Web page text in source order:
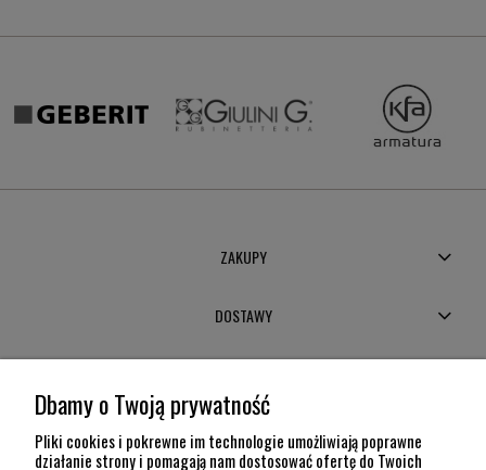
ZAKUPY
DOSTAWY
POMOC
Dbamy o Twoją prywatność
Pliki cookies i pokrewne im technologie umożliwiają poprawne
działanie strony i pomagają nam dostosować ofertę do Twoich